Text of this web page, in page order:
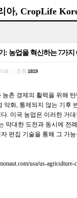
아, CropLife
: 농업을 혁신하는 7가지
조회 1819
농촌 경제의 활력을 위해
악화, 통제되지 않는 기후
. 미국 농업은 이러한 거
막대한 도전과 동시에 전
편집 기술을 통해 그 가
usa/us-